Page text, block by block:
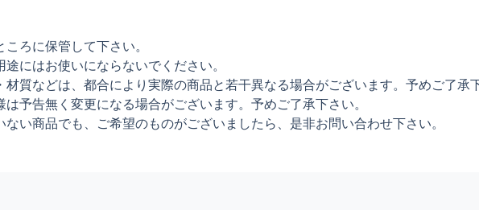
ろに保管して下さい。
にはお使いにならないでください。
質などは、都合により実際の商品と若干異なる場合がございます。予めご了承
予告無く変更になる場合がございます。予めご了承下さい。
い商品でも、ご希望のものがございましたら、是非お問い合わせ下さい。